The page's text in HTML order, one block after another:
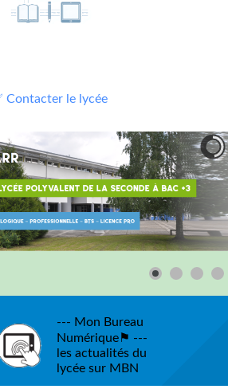
Contacter le lycée
--- Mon Bureau
Numérique⚑ ---
les actualités du
lycée sur MBN